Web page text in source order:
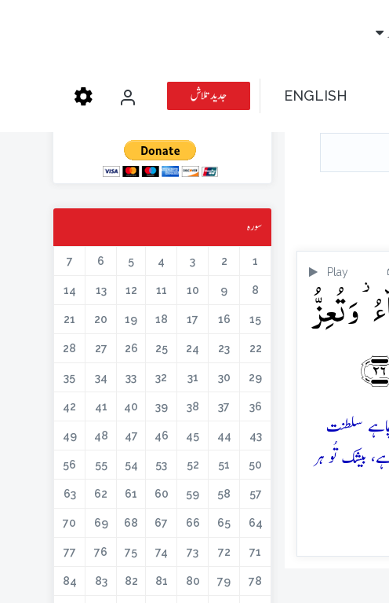
ENGLISH جدید تلاش
Play
وَ تُعِزُّ
سلطنت
بیشک تُو ہر
عطیہ دیجئے
کتابیں، میگزین، خطابات اور دیگر اسلامک لٹریچر آن لائن کرنے کیلئے اس کار
سورہ
1
2
3
4
5
6
7
8
9
10
11
12
13
14
15
16
17
18
19
20
21
22
23
24
25
26
27
28
29
30
31
32
33
34
35
36
37
38
39
40
41
42
43
44
45
46
47
48
49
50
51
52
53
54
55
56
57
58
59
60
61
62
63
64
65
66
67
68
69
70
71
72
73
74
75
76
77
78
79
80
81
82
83
84